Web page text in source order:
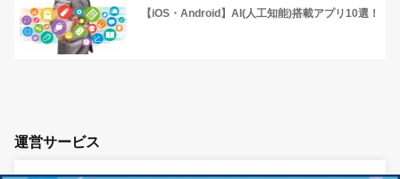
【iOS・Android】AI(人工知能)搭載アプリ10選！
運営サービス